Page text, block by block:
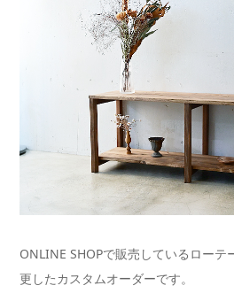
ONLINE SHOPで販売しているロー
更したカスタムオーダーです。